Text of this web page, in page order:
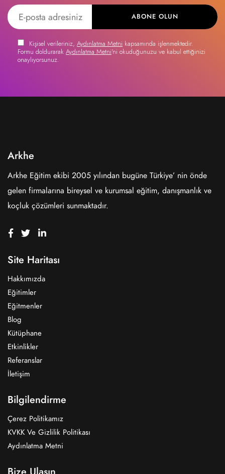
ABONE OLUN
Kişisel verileriniz, Aydınlatma Metni kapsamında işlenmektedir.
Formu doldurarak Aydınlatma Metni'ni okuduğunuzu ve kabul ettiğinizi
onaylıyorsunuz.
Arkhe
Arkhe Eğitim ekibi 2005 yılından bugüne Türkiye’ nin önde
gelen firmalarına bireysel ve kurumsal eğitim, danışmanlık ve
koçluk çözümleri sunmaktadır.
Site Haritası
Hakkımızda
Eğitimler
Eğitmenler
Blog
Kütüphane
Etkinlikler
Referanslar
İletişim
Bilgilendirme
Çerez Politikamız
KVKK Ve Gizlilik Politikası
Aydınlatma Metni